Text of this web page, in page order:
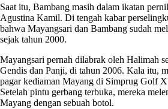
Saat itu, Bambang masih dalam ikatan
Agustina Kamil. Di tengah kabar
bahwa Mayangsari dan Bambang sudah
sejak tahun 2000.
Mayangsari pernah dilabrak oleh Halimah
Gendis dan Panji, di tahun 2006. Kala itu,
pagar kediaman Mayang di Simprug Golf
Setelah pintu gerbang terbuka, mereka
Mayang dengan sebuah botol.